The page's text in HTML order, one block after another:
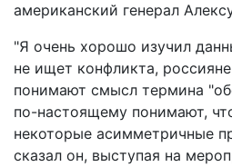
американский генерал
"Я очень хорошо изучил
не ищет конфликта,
понимают смысл термина
по-настоящему понимают,
некоторые асимметричные
сказал он, выступая на